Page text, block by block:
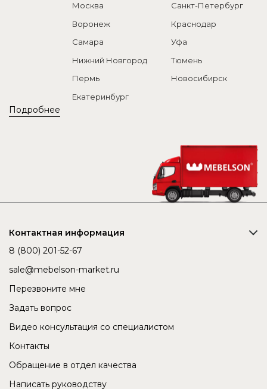
Подробнее
Москва
Санкт-Петербург
Воронеж
Краснодар
Самара
Уфа
Нижний Новгород
Тюмень
Пермь
Новосибирск
Екатеринбург
Контактная информация
8 (800) 201-52-67
sale@mebelson-market.ru
Перезвоните мне
Задать вопрос
Видео консультация со специалистом
Контакты
Обращение в отдел качества
Написать руководству